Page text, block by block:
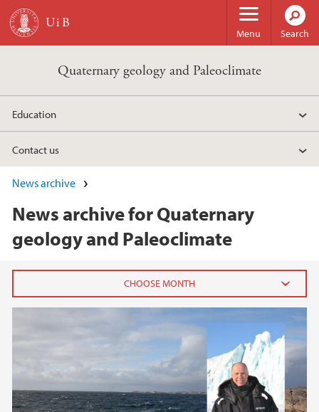
Skip to main content
Menu Search
Quaternary geology and Paleoclimate
Education
Contact us
News archive
News archive for Quaternary
geology and Paleoclimate
2026
June (1)
April (1)
February (1)
January (2)